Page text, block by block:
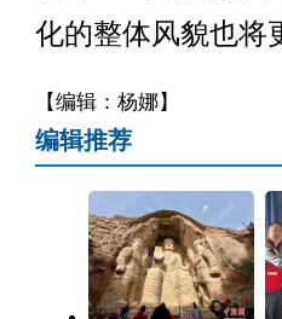
化的整体风貌也将
【编辑：杨娜】
编辑推荐